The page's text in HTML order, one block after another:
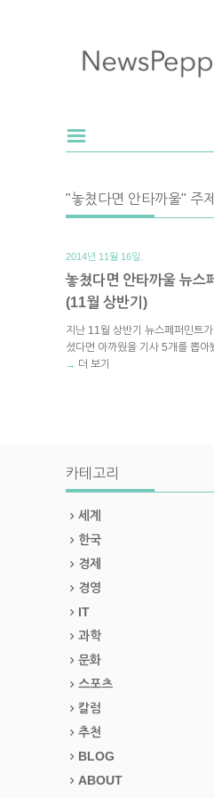
"놓쳤다면 안타까울" 주
2014년 11월 16일.
놓쳤다면 안타까울 뉴스
(11월 상반기)
지난 11월 상반기 뉴스페퍼민트
셨다면 아까웠을 기사 5개를 뽑아
→ 더 보기
카테고리
세계
한국
경제
경영
IT
과학
문화
스포츠
칼럼
추천
BLOG
ABOUT